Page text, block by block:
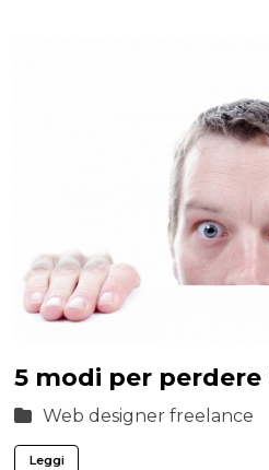
5 modi per
Web designer freelance
Leggi